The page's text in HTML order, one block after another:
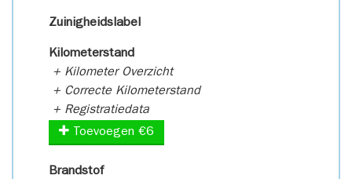
Zuinigheidslabel
Kilometerstand
+ Kilometer Overzicht
+ Correcte Kilometerstand
+ Registratiedata
Toevoegen €6
Brandstof